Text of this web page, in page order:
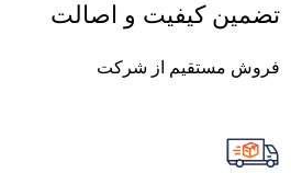
تضمین کیفیت و اصالت
فروش مستقیم از شرکت